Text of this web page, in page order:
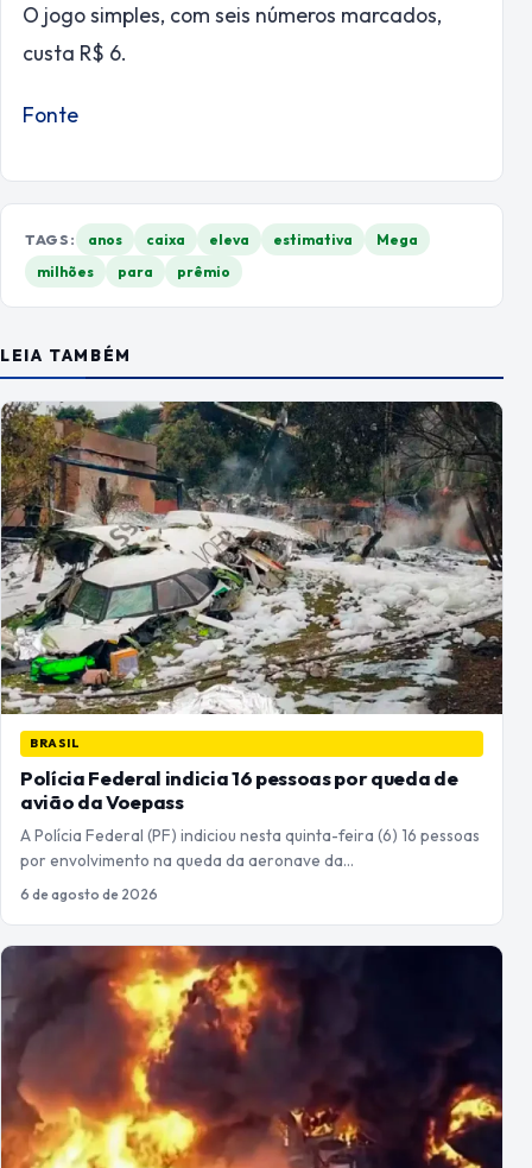
O jogo simples, com seis números marcados,
custa R$ 6.
Fonte
TAGS: anos caixa eleva estimativa
Mega
milhões
para prêmio
LEIA TAMBÉM
BRASIL
Polícia Federal indicia 16 pessoas por queda de
avião da Voepass
A Polícia Federal (PF) indiciou nesta quinta-feira (6) 16 pessoas
por envolvimento na queda da aeronave da…
6 de agosto de 2026